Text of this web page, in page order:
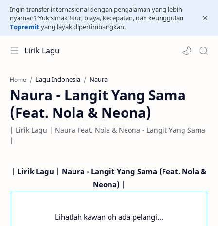
Ingin transfer internasional dengan pengalaman yang lebih
nyaman? Yuk simak fitur, biaya, kecepatan, dan keunggulan
Topremityang layak dipertimbangkan.
Lirik Lagu
Home Lagu Indonesia Naura
Naura - Langit Yang Sama
(Feat. Nola & Neona)
| Lirik Lagu | Naura Feat. Nola & Neona - Langit Yang Sama
|
| Lirik Lagu | Naura - Langit Yang Sama (Feat. Nola &
Neona) |
Lihatlah kawan oh ada pelangi...